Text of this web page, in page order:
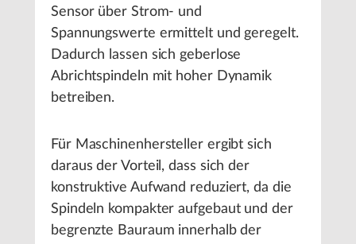
Sensor über Strom- und
Spannungswerte ermittelt und geregelt.
Dadurch lassen sich geberlose
Abrichtspindeln mit hoher Dynamik
betreiben.
Für Maschinenhersteller ergibt sich
daraus der Vorteil, dass sich der
konstruktive Aufwand reduziert, da die
Spindeln kompakter aufgebaut und der
begrenzte Bauraum innerhalb der